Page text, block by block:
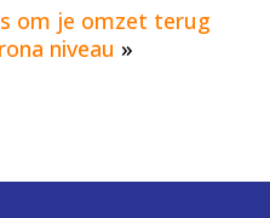
om je omzet terug
niveau »